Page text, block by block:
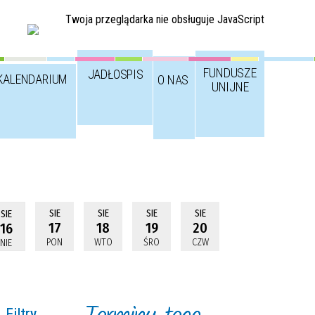
Twoja przeglądarka nie obsługuje JavaScript
JADŁOSPIS O NAS
FUNDUSZE
UNIJNE
SIE
16
NIE
SIE
17
PON
SIE
18
WTO
SIE
19
ŚRO
SIE
20
CZW